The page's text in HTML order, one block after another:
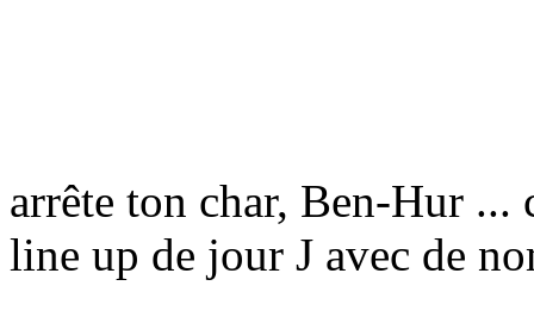
arrête ton char, Ben-Hur ...
line up de jour J avec de